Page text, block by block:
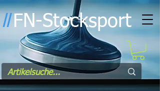
ll FN-Stocksport